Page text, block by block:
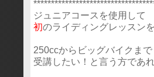
ジュニアコースを使用して
初のライディングレッスン
250ccからビッグバイクまで
受講したい！と言う方であ